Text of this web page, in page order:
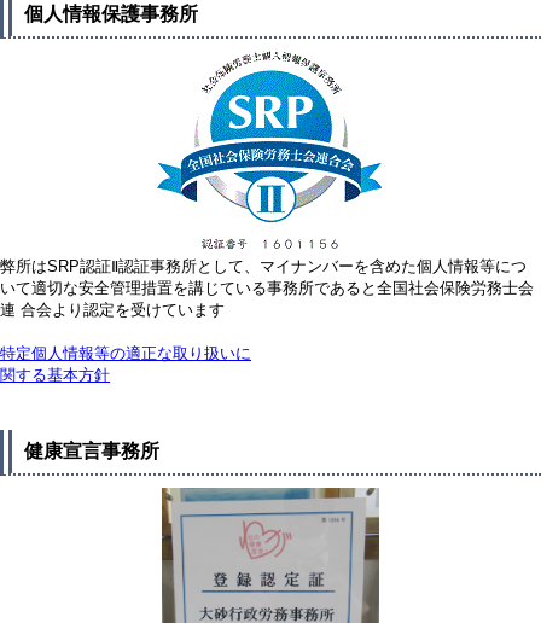
個人情報保護事務所
弊所はSRP認証Ⅱ認証事務所として、マイナンバーを含めた個人情報等につ
いて適切な安全管理措置を講じている事務所であると全国社会保険労務士会
連 合会より認定を受けています
特定個人情報等の適正な取り扱いに
関する基本方針
健康宣言事務所